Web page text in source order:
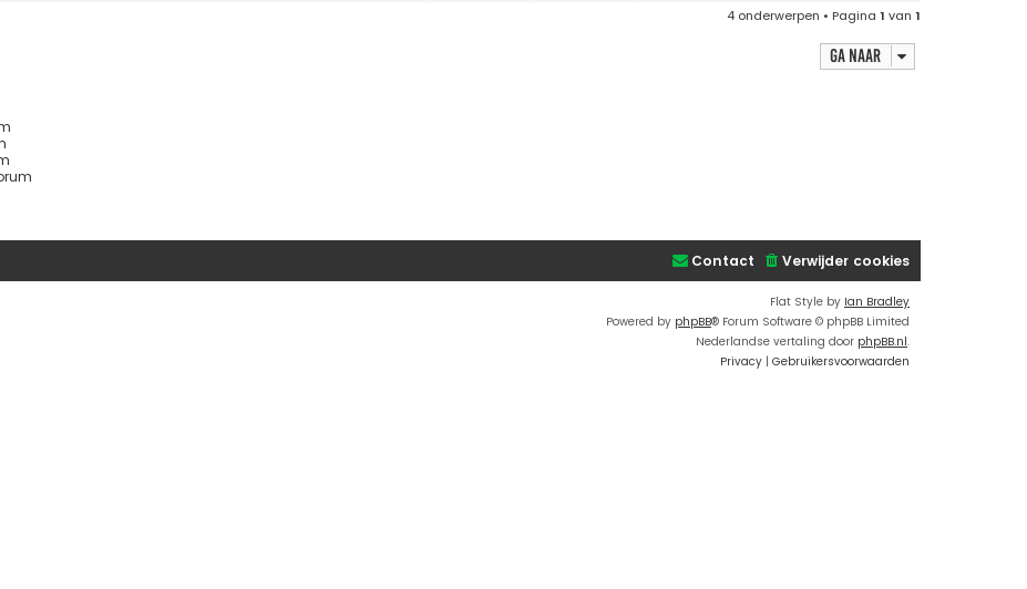
4 onderwerpen • Pagina 1 van 1
Ga naar
Verwijder cookies
Contact
Flat Style by Ian Bradley
Powered by phpBB® Forum Software © phpBB Limited
Nederlandse vertaling door phpBB.nl.
Privacy | Gebruikersvoorwaarden